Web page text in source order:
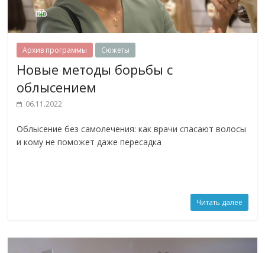
Архив программы Сюжеты
Новые методы борьбы с
облысением
06.11.2022
Облысение без самолечения: как врачи спасают волосы
и кому не поможет даже пересадка
Читать далее